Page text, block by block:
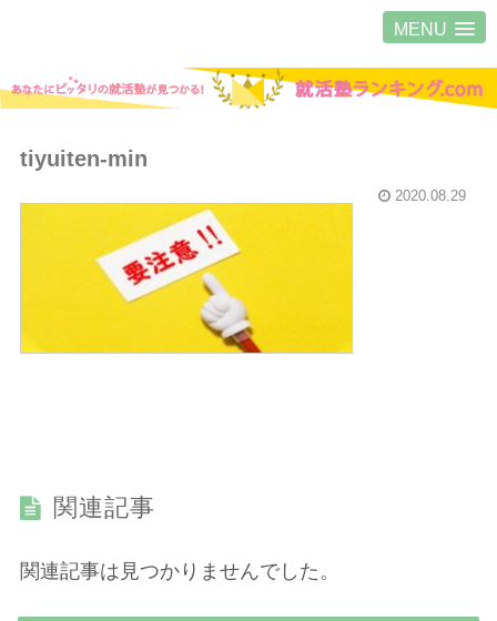
MENU
tiyuiten-min
2020.08.29
関連記事
関連記事は見つかりませんでした。